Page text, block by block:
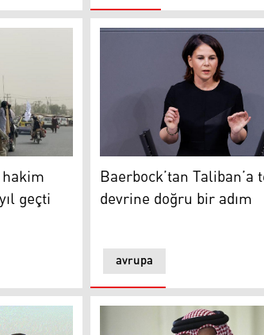
geçti
Baerbock’tan Taliban’a
avrupa
Baerbock’tan Taliban’a
devrine doğru bir adım